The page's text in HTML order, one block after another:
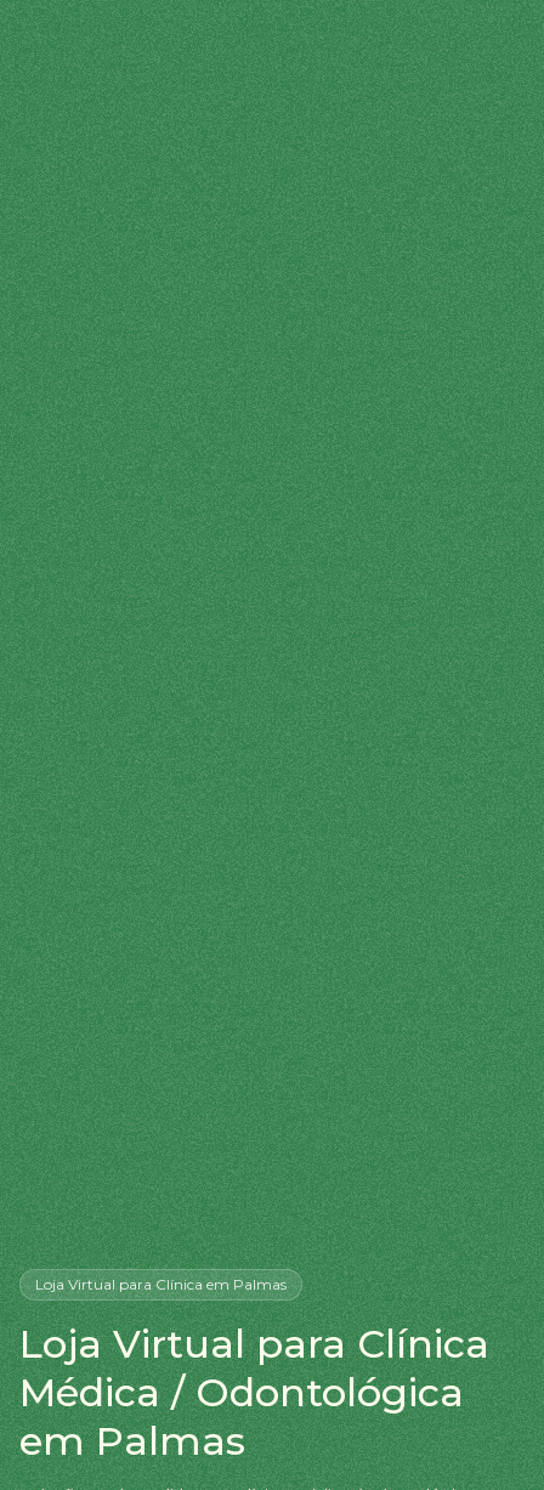
Loja Virtualpara Clínicaem Palmas
Loja Virtual para Clínica
Médica / Odontológica
em Palmas